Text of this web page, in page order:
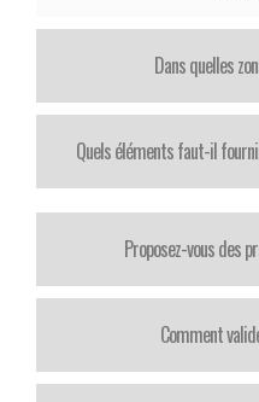
Dans quelles
Quels éléments faut-il
Proposez-vous des
Comment